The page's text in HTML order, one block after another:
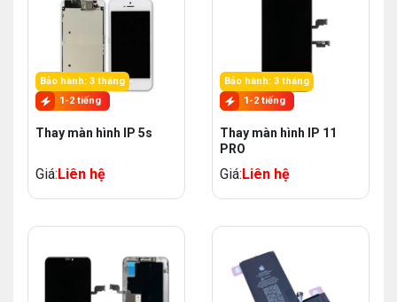
Bảo hành: 3 tháng
1-2 tiếng
Thay màn hình IP 5s
Giá:Liên hệ
Bảo hành: 3 tháng
1-2 tiếng
Thay màn hình IP 11
PRO
Giá:Liên hệ